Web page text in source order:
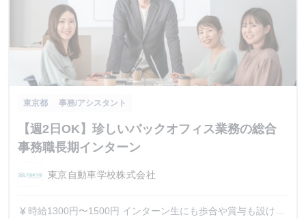
東京都 事務/アシスタント
【週2日OK】珍しいバックオフィス業務の総合
事務職長期インターン
東京自動車学校株式会社
currency_yen 時給1300円〜1500円 インターン生にも歩合や賞与も設けて